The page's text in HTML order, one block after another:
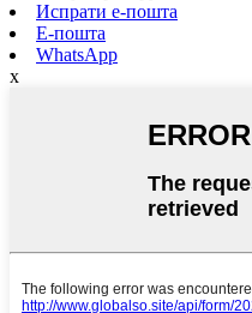
Испрати е-пошта
Е-пошта
WhatsApp
x